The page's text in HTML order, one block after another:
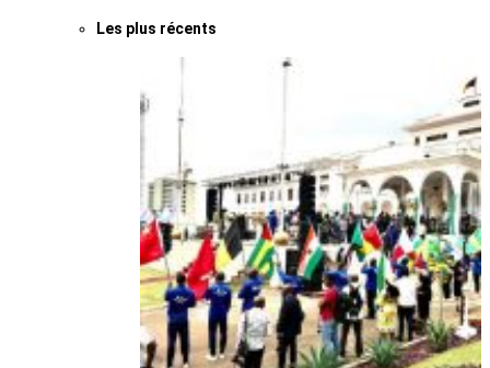
Les plus récents